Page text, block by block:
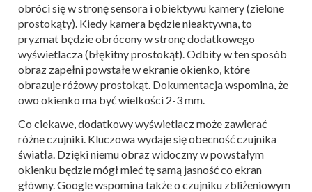
obróci się w stronę sensora i obiektywu kamery (zielone
prostokąty). Kiedy kamera będzie nieaktywna, to
pryzmat będzie obrócony w stronę dodatkowego
wyświetlacza (błękitny prostokąt). Odbity w ten sposób
obraz zapełni powstałe w ekranie okienko, które
obrazuje różowy prostokąt. Dokumentacja wspomina, że
owo okienko ma być wielkości 2-3 mm.
Co ciekawe, dodatkowy wyświetlacz może zawierać
różne czujniki. Kluczowa wydaje się obecność czujnika
światła. Dzięki niemu obraz widoczny w powstałym
okienku będzie mógł mieć tę samą jasność co ekran
główny. Google wspomina także o czujniku zbliżeniowym